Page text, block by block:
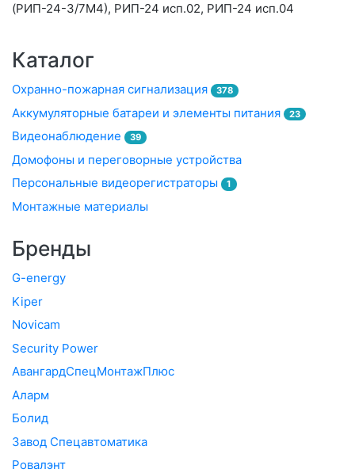
(РИП-24-3/7М4), РИП-24 исп.02, РИП-24 исп.04
Каталог
Охранно-пожарная сигнализация 378
Аккумуляторные батареи и элементы питания 23
Видеонаблюдение 39
Домофоны и переговорные устройства
Персональные видеорегистраторы
1
Монтажные материалы
Бренды
G-energy
Kiper
Novicam
Security Power
АвангардСпецМонтажПлюс
Аларм
Болид
Завод Спецавтоматика
Ровалэнт